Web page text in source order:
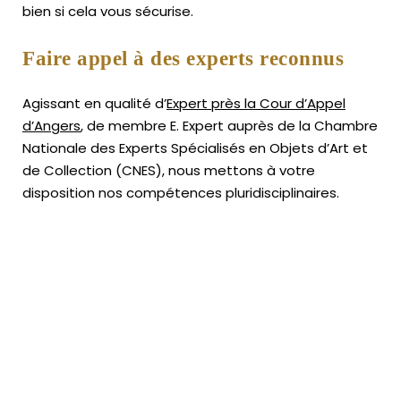
bien si cela vous sécurise.
Faire appel à des experts reconnus
Agissant en qualité d’Expert près la Cour d’Appel
d’Angers, de membre E. Expert auprès de laChambre
Nationale des Experts Spécialisés en Objets d’Art et
de Collection (CNES),nous mettons à votre
disposition nos compétences pluridisciplinaires.